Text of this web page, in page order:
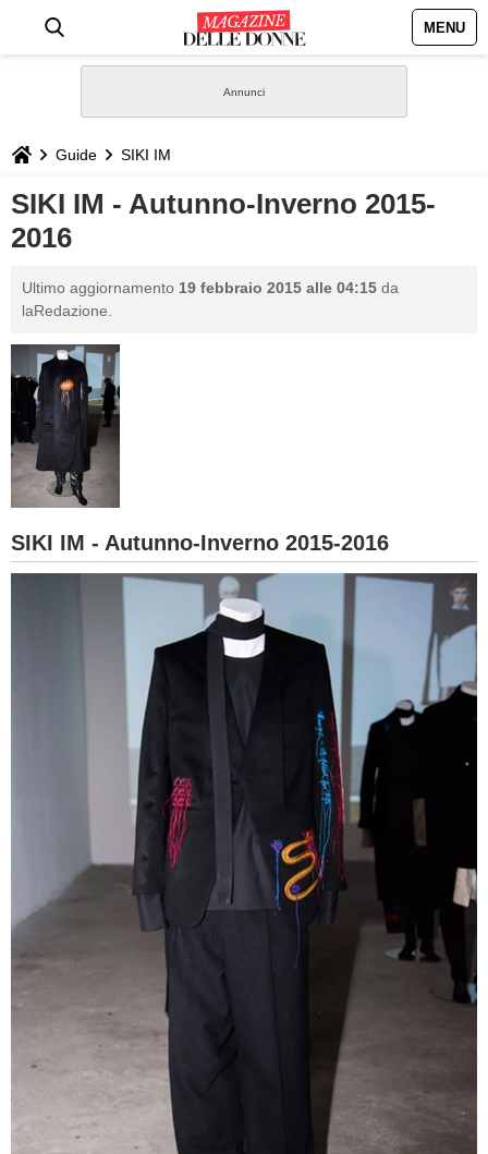
MENU
STILE
BIOGRAFIE
DEFINIZIONI
GASTRONOMIA
CAPELLI
SESSO
Guide SIKI IM
SIKI IM - Autunno-Inverno 2015-
2016
Ultimo aggiornamento 19 febbraio 2015 alle 04:15 da
laRedazione.
SIKI IM - Autunno-Inverno 2015-2016